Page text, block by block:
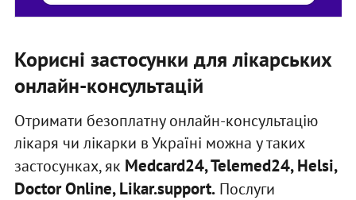
Корисні застосунки для лікарських
онлайн-консультацій
Отримати безоплатну онлайн-консультацію
лікаря чи лікарки в Україні можна у таких
застосунках, як Medcard24, Telemed24, Helsi,
Doctor Online, Likar.support.Послуги